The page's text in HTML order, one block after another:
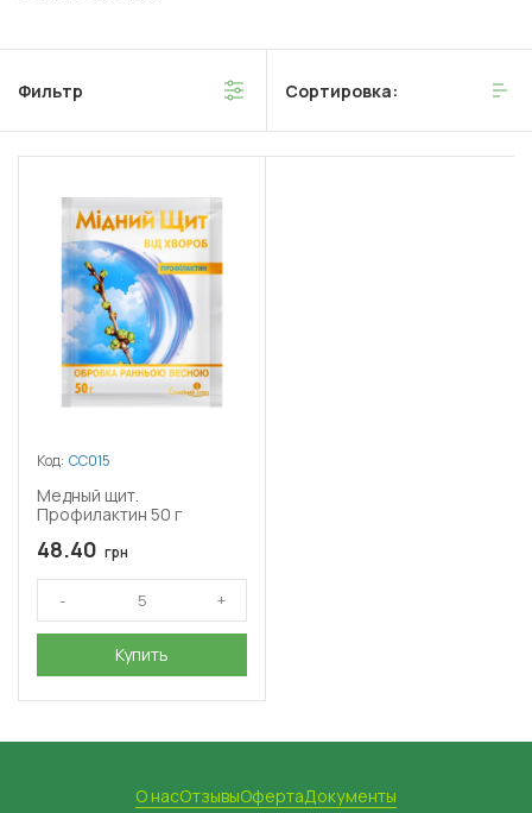
Фильтр Сортировка:
Код: СС015
Медный щит.
Профилактин 50 г
48.40 грн
Купить
О насОтзывыОфертаДокументы